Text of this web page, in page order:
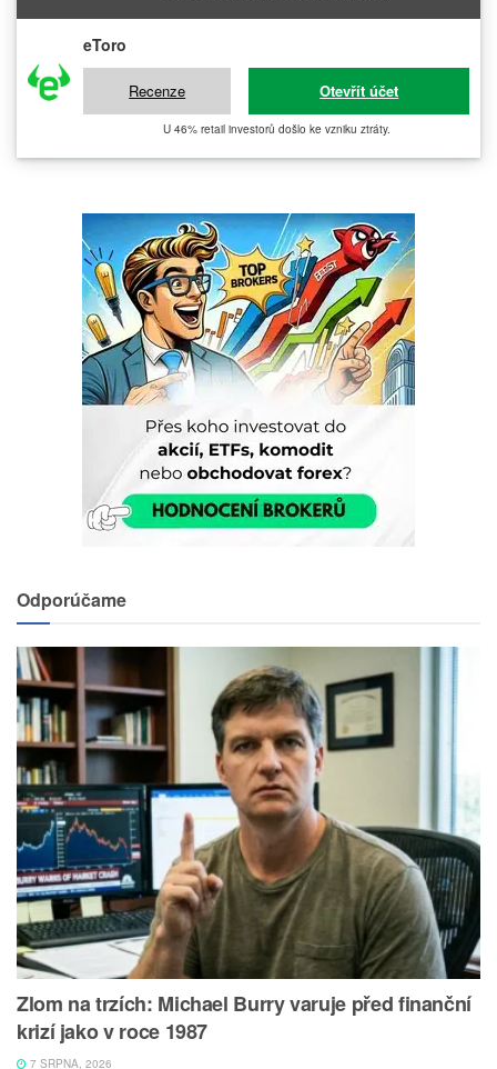
eToro
Recenze Otevřít účet
U 46% retail investorů došlo ke vzniku ztráty.
Odporúčame
Zlom na trzích: Michael Burry varuje před finanční
krizí jako v roce 1987
7 SRPNA, 2026